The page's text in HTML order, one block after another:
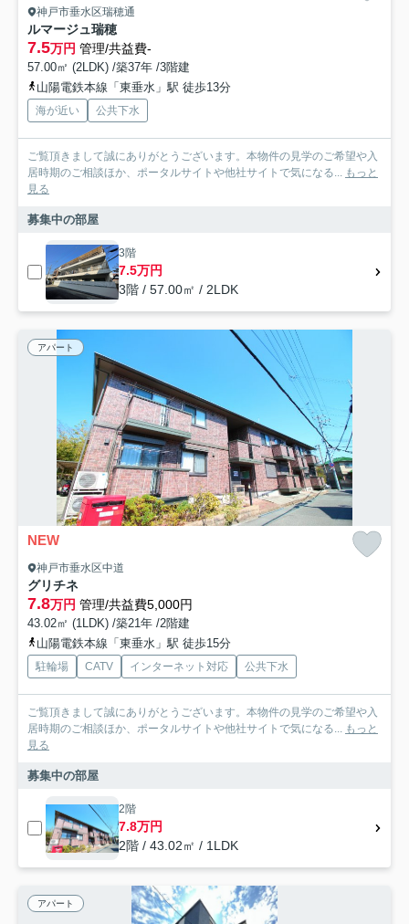
神戸市垂水区瑞穂通
ルマージュ瑞穂
7.5万円 管理/共益費-
57.00㎡ (2LDK) /築37年 /3階建
山陽電鉄本線「東垂水」駅 徒歩13分
海が近い 公共下水
ご覧頂きまして誠にありがとうございます。本物件の見学のご希望や入
居時期のご相談ほか、ポータルサイトや他社サイトで気になる... もっと
見る
募集中の部屋
3階
7.5万円
3階 / 57.00㎡ / 2LDK
アパート
NEW
神戸市垂水区中道
グリチネ
7.8万円 管理/共益費5,000円
43.02㎡ (1LDK) /築21年 /2階建
山陽電鉄本線「東垂水」駅 徒歩15分
駐輪場 CATV インターネット対応 公共下水
ご覧頂きまして誠にありがとうございます。本物件の見学のご希望や入
居時期のご相談ほか、ポータルサイトや他社サイトで気になる... もっと
見る
募集中の部屋
2階
7.8万円
2階 / 43.02㎡ / 1LDK
アパート